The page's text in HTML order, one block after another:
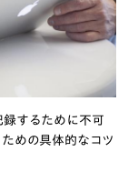
するために不可
めの具体的なコツ